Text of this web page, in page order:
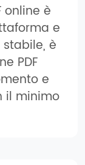
online è
e
è
PDF
e
il minimo